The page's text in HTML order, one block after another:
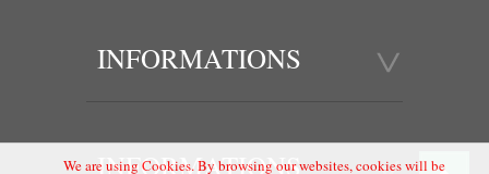
INFORMATIONS
INFORMATIONS
We are using Cookies. By browsing our websites, cookies will be